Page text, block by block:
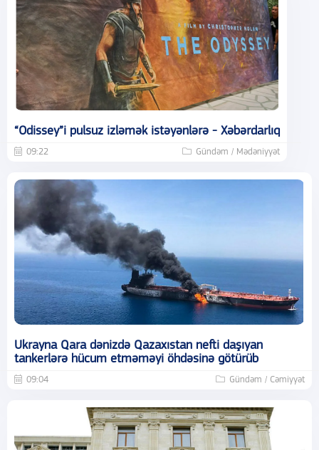
“Odissey”i pulsuz izləmək istəyənlərə - Xəbərdarlıq
09:22 Gündəm / Mədəniyyət
Ukrayna Qara dənizdə Qazaxıstan nefti daşıyan
tankerlərə hücum etməməyi öhdəsinə götürüb
09:04 Gündəm / Cəmiyyət